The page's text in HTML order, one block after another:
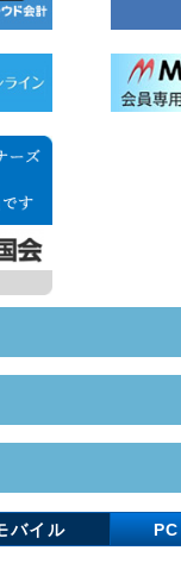
バイル PC